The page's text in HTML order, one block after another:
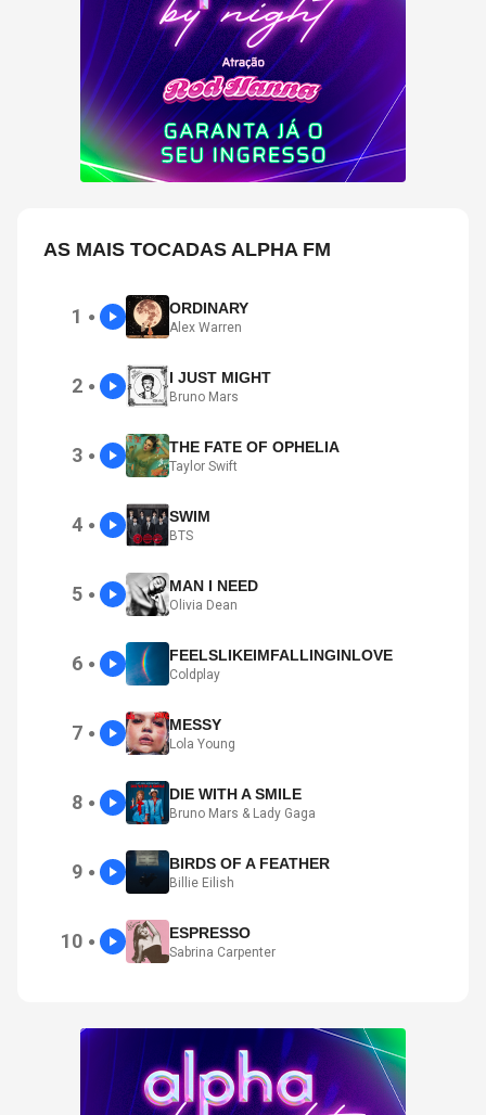
AS MAIS TOCADAS ALPHA FM
1 ● ORDINARY
Alex Warren
2 ● I JUST MIGHT
Bruno Mars
3 ● THE FATE OF OPHELIA
Taylor Swift
4 ● SWIM
BTS
5 ● MAN I NEED
Olivia Dean
6 ● FEELSLIKEIMFALLINGINLOVE
Coldplay
7 ● MESSY
Lola Young
8 ● DIE WITH A SMILE
Bruno Mars & Lady Gaga
9 ● BIRDS OF A FEATHER
Billie Eilish
10 ● ESPRESSO
Sabrina Carpenter